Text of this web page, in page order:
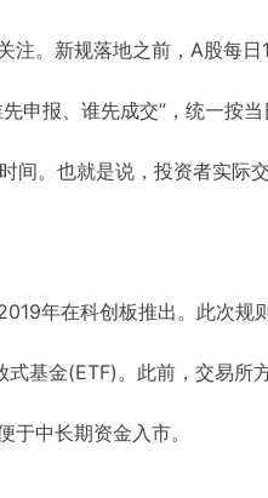
注。新规落地之前，A股每
申报、谁先成交”，统一按
间。也就是说，投资者实际
年在科创板推出。此次
基金(ETF)。此前，交易所
于中长期资金入市。